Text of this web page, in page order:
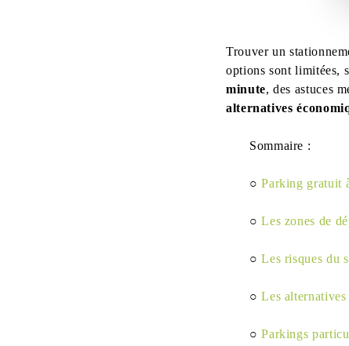
Trouver un
options sont limitées,
minute, des astuces
alternatives
Sommaire :
○Parking gratuit
○Les zones de
○Les risques du
○Les alternatives
○Parkings